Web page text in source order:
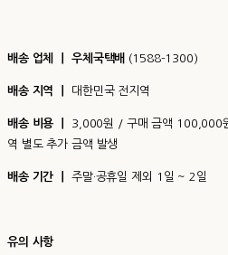
배송 업체 ㅣ 우체국택배 (1588-1300)
배송 지역 ㅣ 대한민국 전지역
배송 비용 ㅣ 3,000원 / 구매 금액 100,000
역 별도 추가 금액 발생
배송 기간 ㅣ 주말·공휴일 제외 1일 ~ 2일
유의 사항